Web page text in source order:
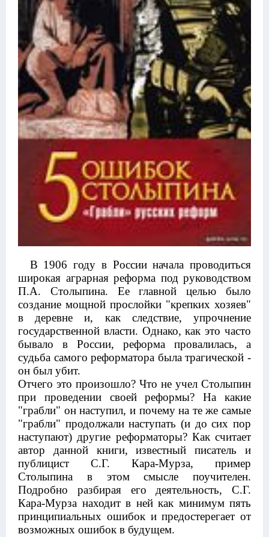
В 1906 году в России начала проводиться
широкая аграрная реформа под руководством
П.А. Столыпина. Ее главной целью было
создание мощной прослойки "крепких хозяев"
в деревне и, как следствие, упрочнение
государственной власти. Однако, как это часто
бывало в России, реформа провалилась, а
судьба самого реформатора была трагической -
он был убит.
Отчего это произошло? Что не учел Столыпин
при проведении своей реформы? На какие
"грабли" он наступил, и почему на те же самые
"грабли" продолжали наступать (и до сих пор
наступают) другие реформаторы? Как считает
автор данной книги, известный писатель и
публицист С.Г. Кара-Мурза, пример
Столыпина в этом смысле поучителен.
Подробно разбирая его деятельность, С.Г.
Кара-Мурза находит в ней как минимум пять
принципиальных ошибок и предостерегает от
возможных ошибок в будущем.